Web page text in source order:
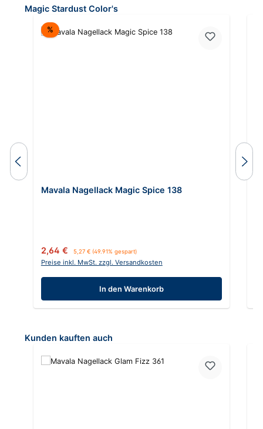
Produktgalerie überspringen
Magic Stardust Color's
%Rabatt
Mavala Nagellack Magic Spice 138
Verkaufspreis:
2,64 € Regulärer Preis:
5,27 € (49.91% gespart)
Preise inkl. MwSt. zzgl. Versandkosten
In den Warenkorb
Produktgalerie überspringen
Kunden kauften auch